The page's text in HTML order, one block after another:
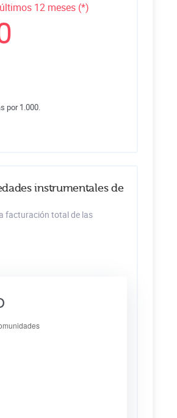
12 meses (*)
por 1.000.
instrumentales de
facturación total de las